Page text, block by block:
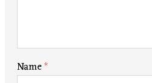
Name*